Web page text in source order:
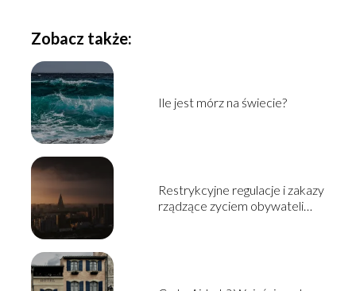
Zobacz także:
Ile jest mórz na świecie?
Restrykcyjne regulacje i zakazy
rządzące zyciem obywateli